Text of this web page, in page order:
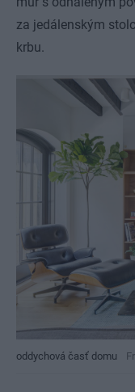
za jedálenským
krbu.
oddychová časť domu